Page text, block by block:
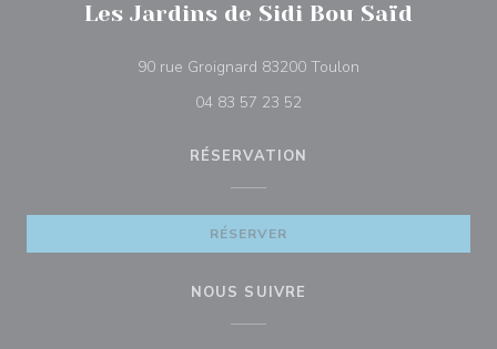
Les Jardins de Sidi Bou Saïd
90 rue Groignard 83200 Toulon
04 83 57 23 52
RÉSERVATION
RÉSERVER
NOUS SUIVRE